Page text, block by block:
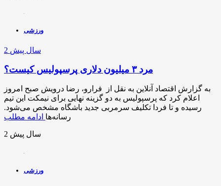
ورزشی
2 سال پیش
مرد ۳ میلیون دلاری پرسپولیس کیست؟
به گزارش اقتصاد آنلاین به نقل از فرارو، رضا درویش صبح امروز
اعلام کرد که پرسپولیس به دو گزینه نهایی برای نیمکت این تیم
رسیده و تا فردا تکلیف سرمربی جدید باشگاه مشخص می‌شود.
رسانه‌ها ادامه مطلب
2 سال پیش
ورزشی